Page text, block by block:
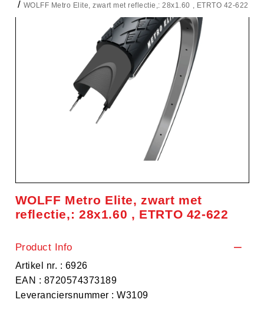
WOLFF Metro Elite, zwart met reflectie,: 28x1.60 , ETRTO 42-622
WOLFF Metro Elite, zwart met
reflectie,: 28x1.60 , ETRTO 42-622
Product Info
Artikel nr. : 6926
EAN : 8720574373189
Leveranciersnummer : W3109